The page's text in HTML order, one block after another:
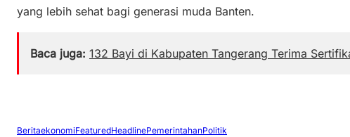
yang lebih sehat bagi generasi muda Banten.
Baca juga: 132 Bayi di Kabupaten Tangerang Terima
BeritaekonomiFeaturedHeadlinePemerintahanPolitik